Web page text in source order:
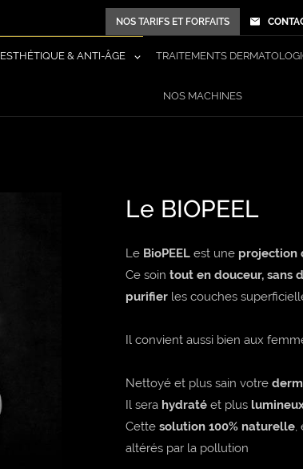
NOS TARIFS ET FORFAITS
ESTHÉTIQUE & ANTI-ÂGE TRAITEMENTS
NOS MACHINES
Le BIOPEEL
Le BioPEEL est une projection
Ce soin tout en douceur, sans
purifier les couches
Il convient aussi bien aux
Nettoyé et plus sain votre
Il sera hydraté et plus
Cette solution 100% naturelle
altérés par la pollution